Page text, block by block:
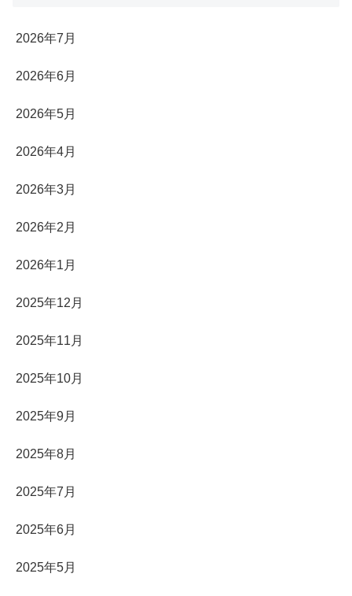
2026年7月
2026年6月
2026年5月
2026年4月
2026年3月
2026年2月
2026年1月
2025年12月
2025年11月
2025年10月
2025年9月
2025年8月
2025年7月
2025年6月
2025年5月